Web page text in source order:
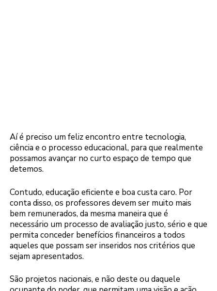
Aí é preciso um feliz encontro entre tecnologia,
ciência e o processo educacional, para que realmente
possamos avançar no curto espaço de tempo que
detemos.
Contudo, educação eficiente e boa custa caro. Por
conta disso, os professores devem ser muito mais
bem remunerados, da mesma maneira que é
necessário um processo de avaliação justo, sério e que
permita conceder benefícios financeiros a todos
aqueles que possam ser inseridos nos critérios que
sejam apresentados.
São projetos nacionais, e não deste ou daquele